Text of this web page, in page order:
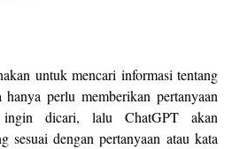
untuk mencari informasi tentang
perlu memberikan pertanyaan
dicari, lalu ChatGPT akan
sesuai dengan pertanyaan atau kata